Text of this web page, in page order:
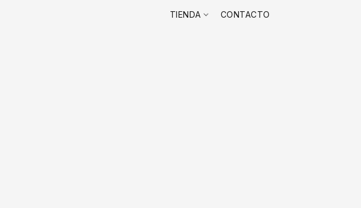
TIENDA CONTACTO